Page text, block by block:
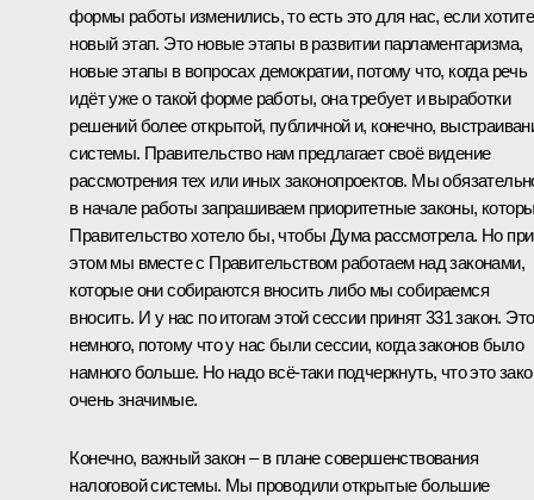
формы работы изменились, то есть это для нас, если
новый этап. Это новые этапы в развитии парламентаризма,
новые этапы в вопросах демократии, потому что, когда речь
идёт уже о такой форме работы, она требует и выработки
решений более открытой, публичной и, конечно,
системы. Правительство нам предлагает своё видение
рассмотрения тех или иных законопроектов. Мы
в начале работы запрашиваем приоритетные законы,
Правительство хотело бы, чтобы Дума рассмотрела. Но при
этом мы вместе с Правительством работаем над законами,
которые они собираются вносить либо мы собираемся
вносить. И у нас по итогам этой сессии принят 331 закон. Это
немного, потому что у нас были сессии, когда законов было
намного больше. Но надо всё-таки подчеркнуть, что это
очень значимые.
Конечно, важный закон – в плане совершенствования
налоговой системы. Мы проводили открытые большие